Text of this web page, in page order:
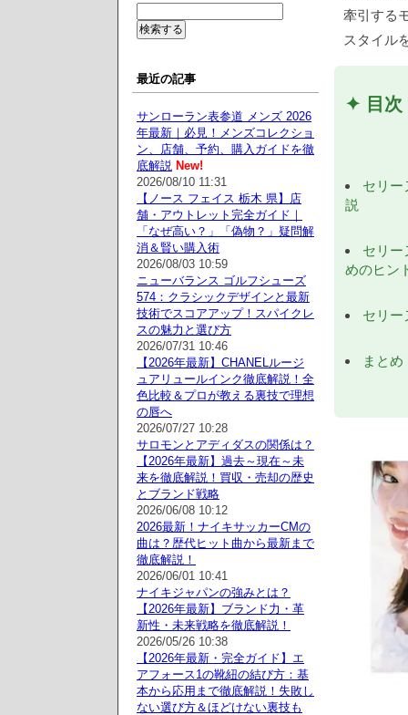
牽引する
スタイル
✦ 目次
セリー
説
セリー
めのヒン
セリー
まと
最近の記事
サンローラン表参道 メンズ 2026
年最新｜必見！メンズコレクショ
ン、店舗、予約、購入ガイドを徹
底解説 New!
2026/08/10 11:31
【ノース フェイス 栃木 県】店
舗・アウトレット完全ガイド｜
「なぜ高い？」「偽物？」疑問解
消＆賢い購入術
2026/08/03 10:59
ニューバランス ゴルフシューズ
574：クラシックデザインと最新
技術でスコアアップ！スパイクレ
スの魅力と選び方
2026/07/31 10:46
【2026年最新】CHANELルージ
ュアリュールインク徹底解説！全
色比較＆プロが教える裏技で理想
の唇へ
2026/07/27 10:28
サロモンとアディダスの関係は？
【2026年最新】過去～現在～未
来を徹底解説！買収・売却の歴史
とブランド戦略
2026/06/08 10:12
2026最新！ナイキサッカーCMの
曲は？歴代ヒット曲から最新まで
徹底解説！
2026/06/01 10:41
ナイキジャパンの強みとは？
【2026年最新】ブランド力・革
新性・未来戦略を徹底解説！
2026/05/26 10:38
【2026年最新・完全ガイド】エ
アフォース1の靴紐の結び方：基
本から応用まで徹底解説！失敗し
ない選び方＆ほどけない裏技も